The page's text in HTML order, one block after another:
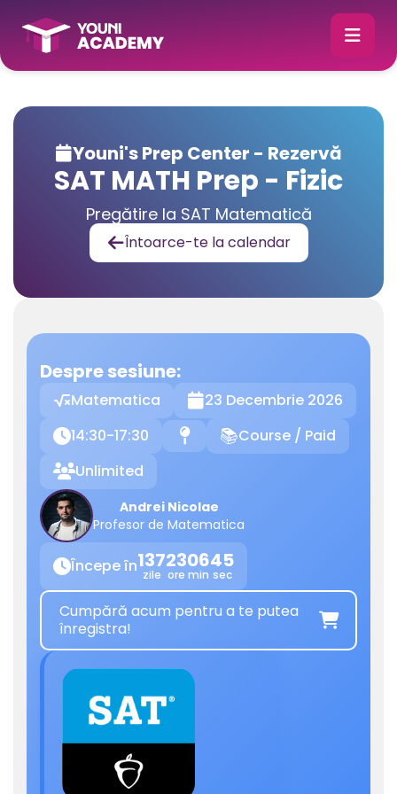
Youni's Prep Center - Rezervă
SAT MATH Prep - Fizic
Pregătire la SAT Matematică
Întoarce-te la calendar
Despre sesiune:
Matematica 23 Decembrie 2026
14:30-17:30 📍 📚Course / Paid
Unlimited
Andrei Nicolae
Profesor de Matematica
Începe în137
zile
23
ore
06
min
45
sec
Cumpără acum pentru a te putea
înregistra!
